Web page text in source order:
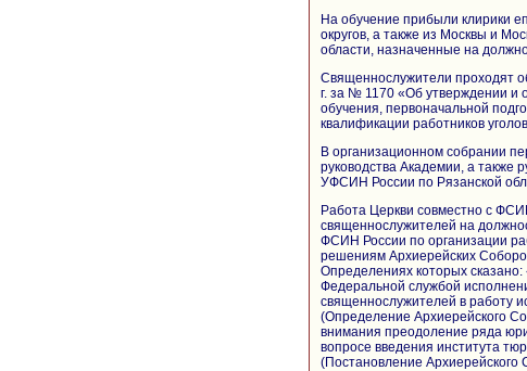
На обучение прибыли клирики
округов, а также из Москвы и
области, назначенные на
Священнослужители проходят
г. за № 1170 «Об утверждении и
обучения, первоначальной
квалификации работников
В организационном собрании
руководства Академии, а также
УФСИН России по Рязанской
Работа Церкви совместно с
священнослужителей на
ФСИН России по организации
решениям Архиерейских
Определениях которых
Федеральной службой
священнослужителей в работу
(Определение Архиерейского
внимания преодоление ряда
вопросе введения института
(Постановление Архиерейского